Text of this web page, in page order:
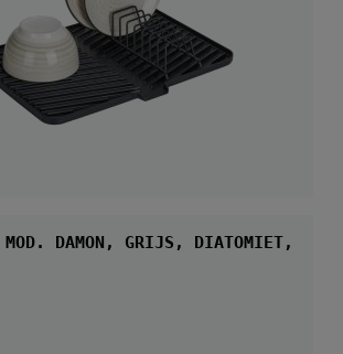
MOD. DAMON, GRIJS, DIATOMIET,